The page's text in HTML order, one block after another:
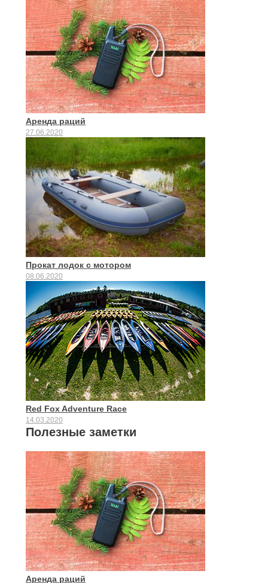
Аренда раций
27.06.2020
Прокат лодок с мотором
08.06.2020
Red Fox Adventure Race
14.03.2020
Полезные заметки
Аренда раций